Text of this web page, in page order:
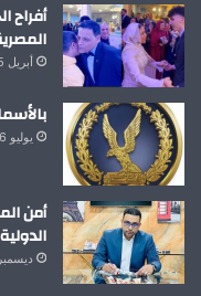
أفراح
أبريل 5, 2026
يوليو 26, 2025
أمن
ديسمبر 14, 2024